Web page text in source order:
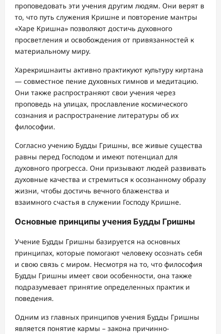
проповедовать эти учения другим людям. Они верят в
то, что путь служения Кришне и повторение мантры
«Харе Кришна» позволяют достичь духовного
просветления и освобождения от привязанностей к
материальному миру.
Харекришнаиты активно практикуют культуру киртана
— совместное пение духовных гимнов и медитацию.
Они также распространяют свои учения через
проповедь на улицах, прославление космического
сознания и распространение литературы об их
философии.
Согласно учению Будды Гришны, все живые существа
равны перед Господом и имеют потенциал для
духовного прогресса. Они призывают людей развивать
духовные качества и стремиться к осознанному образу
жизни, чтобы достичь вечного блаженства и
взаимного счастья в служении Господу Кришне.
Основные принципы учения Будды Гришны
Учение Будды Гришны базируется на основных
принципах, которые помогают человеку осознать себя
и свою связь с миром. Несмотря на то, что философия
Будды Гришны имеет свои особенности, она также
подразумевает принятие определенных практик и
поведения.
Одним из главных принципов учения Будды Гришны
является понятие кармы – закона причинно-